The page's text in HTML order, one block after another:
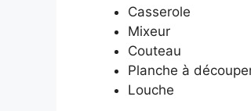
Casserole
Mixeur
Couteau
Planche à
Louche